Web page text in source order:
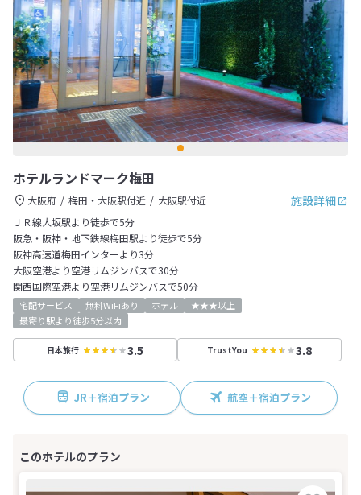
ホテルランドマーク梅田
施設詳細
大阪府 梅田・大阪駅付近
大阪駅付近
ＪＲ線大坂駅より徒歩で5分
阪急・阪神・地下鉄線梅田駅より徒歩で5分
阪神高速道梅田インターより3分
大阪空港より空港リムジンバスで30分
関西国際空港より空港リムジンバスで50分
宅配サービス 無料WiFiあり ホテル
★★★以上
最寄り駅より徒歩5分以内
日本旅行 3.5 TrustYou 3.8
JR＋宿泊プラン 航空＋宿泊プラン